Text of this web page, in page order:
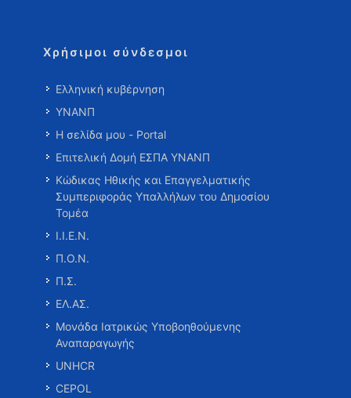
Χρήσιμοι σύνδεσμοι
Ελληνική κυβέρνηση
ΥΝΑΝΠ
Η σελίδα μου - Portal
Επιτελική Δομή ΕΣΠΑ ΥΝΑΝΠ
Κώδικας Ηθικής και Επαγγελματικής
Συμπεριφοράς Υπαλλήλων του Δημοσίου
Τομέα
Ι.Ι.Ε.Ν.
Π.Ο.Ν.
Π.Σ.
ΕΛ.ΑΣ.
Μονάδα Ιατρικώς Υποβοηθούμενης
Αναπαραγωγής
UNHCR
CEPOL